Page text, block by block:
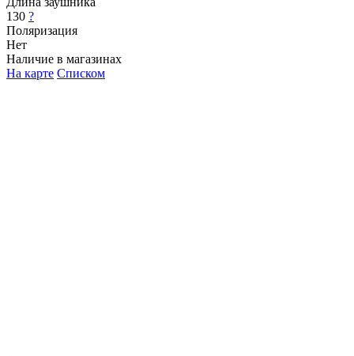
130 ?
Поляризация
Нет
Наличие в магазинах
На карте Списком